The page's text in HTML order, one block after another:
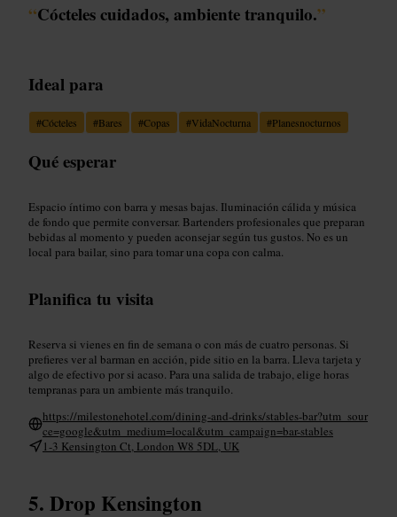
“Cócteles cuidados, ambiente tranquilo.”
Ideal para
#Cócteles #Bares #Copas #VidaNocturna #Planesnocturnos
Qué esperar
Espacio íntimo con barra y mesas bajas. Iluminación cálida y música
de fondo que permite conversar. Bartenders profesionales que preparan
bebidas al momento y pueden aconsejar según tus gustos. No es un
local para bailar, sino para tomar una copa con calma.
Planifica tu visita
Reserva si vienes en fin de semana o con más de cuatro personas. Si
prefieres ver al barman en acción, pide sitio en la barra. Lleva tarjeta y
algo de efectivo por si acaso. Para una salida de trabajo, elige horas
tempranas para un ambiente más tranquilo.
https://milestonehotel.com/dining-and-drinks/stables-bar?utm_sour
ce=google&utm_medium=local&utm_campaign=bar-stables
1-3 Kensington Ct, London W8 5DL, UK
Drop Kensington